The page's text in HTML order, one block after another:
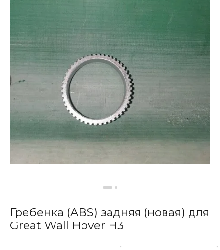
Гребенка (ABS) задняя (новая) для
Great Wall Hover H3